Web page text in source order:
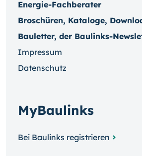
Energie-Fachberater
Broschüren, Kataloge,
Bauletter, der Baulinks-
Impressum
Datenschutz
MyBaulinks
Bei Baulinks registrieren